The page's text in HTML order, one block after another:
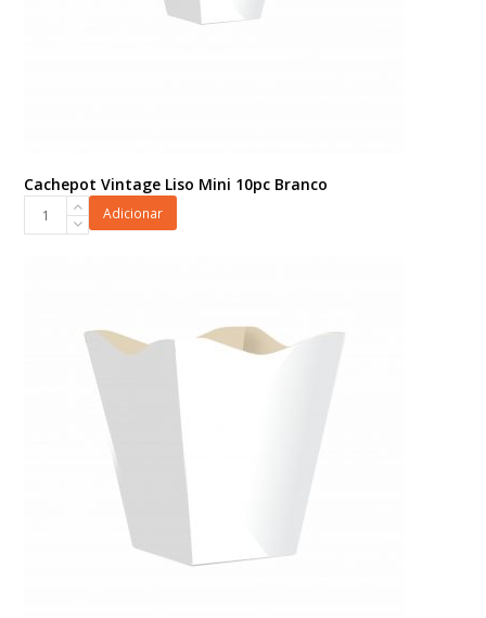
Cachepot Vintage Liso Mini 10pc Branco
Cachepot
quantidade
Adicionar